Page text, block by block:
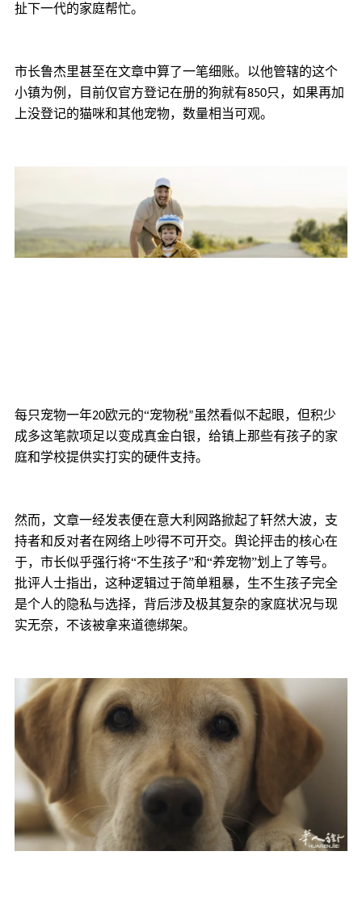
扯下一代的家庭帮忙。
市长鲁杰里甚至在文章中算了一笔细账。以他管辖的这个
小镇为例，目前仅官方登记在册的狗就有850只，如果再加
上没登记的猫咪和其他宠物，数量相当可观。
每只宠物一年20欧元的“宠物税”虽然看似不起眼，但积少
成多这笔款项足以变成真金白银，给镇上那些有孩子的家
庭和学校提供实打实的硬件支持。
然而，文章一经发表便在意大利网路掀起了轩然大波，支
持者和反对者在网络上吵得不可开交。舆论抨击的核心在
于，市长似乎强行将“不生孩子”和“养宠物”划上了等号。
批评人士指出，这种逻辑过于简单粗暴，生不生孩子完全
是个人的隐私与选择，背后涉及极其复杂的家庭状况与现
实无奈，不该被拿来道德绑架。